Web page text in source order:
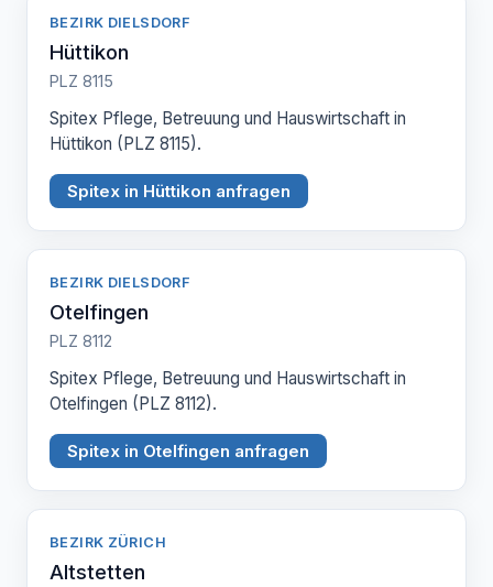
BEZIRK DIELSDORF
Hüttikon
PLZ 8115
Spitex Pflege, Betreuung und Hauswirtschaft in
Hüttikon (PLZ 8115).
Spitex in Hüttikon anfragen
BEZIRK DIELSDORF
Otelfingen
PLZ 8112
Spitex Pflege, Betreuung und Hauswirtschaft in
Otelfingen (PLZ 8112).
Spitex in Otelfingen anfragen
BEZIRK ZÜRICH
Altstetten